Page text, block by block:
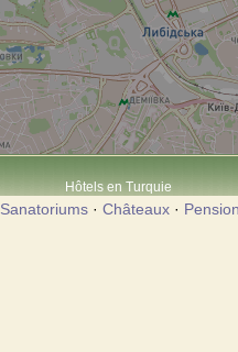
Hôtels en Turquie
Sanatoriums · Châteaux ·